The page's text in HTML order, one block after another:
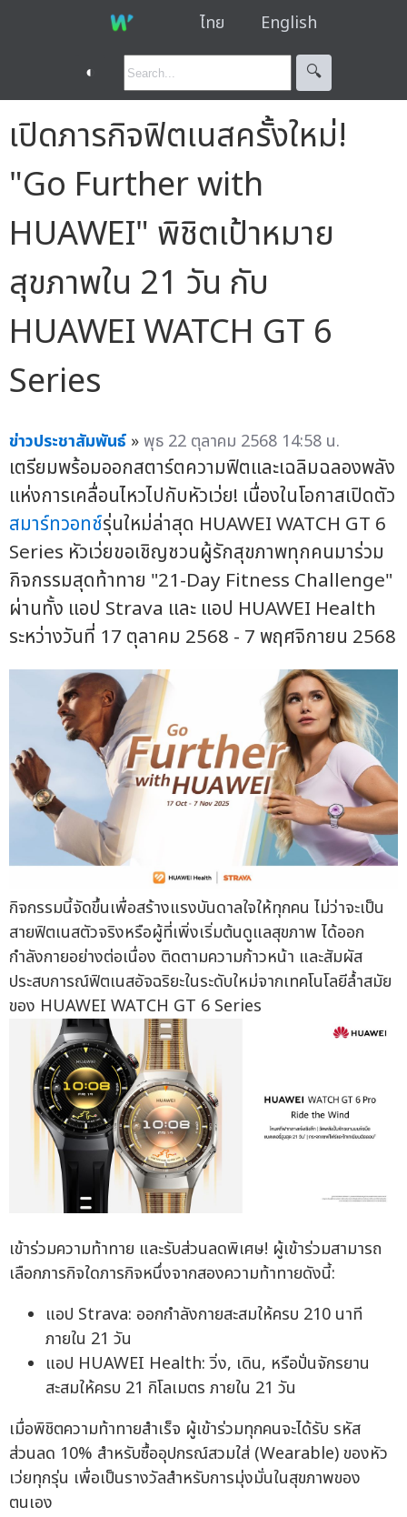
ไทย English
◐ 🔍︎
เปิดภารกิจฟิตเนสครั้งใหม่!
"Go Further with
HUAWEI" พิชิตเป้าหมาย
สุขภาพใน 21 วัน กับ
HUAWEI WATCH GT 6
Series
ข่าวประชาสัมพันธ์ »พุธ 22 ตุลาคม 2568 14:58 น.
เตรียมพร้อมออกสตาร์ตความฟิตและเฉลิมฉลองพลัง
แห่งการเคลื่อนไหวไปกับหัวเว่ย! เนื่องในโอกาสเปิดตัว
สมาร์ทวอทช์รุ่นใหม่ล่าสุด HUAWEI WATCH GT 6
Series หัวเว่ยขอเชิญชวนผู้รักสุขภาพทุกคนมาร่วม
กิจกรรมสุดท้าทาย "21-Day Fitness Challenge"
ผ่านทั้ง แอป Strava และ แอป HUAWEI Health
ระหว่างวันที่ 17 ตุลาคม 2568 - 7 พฤศจิกายน 2568
กิจกรรมนี้จัดขึ้นเพื่อสร้างแรงบันดาลใจให้ทุกคน ไม่ว่าจะเป็น
สายฟิตเนสตัวจริงหรือผู้ที่เพิ่งเริ่มต้นดูแลสุขภาพ ได้ออก
กำลังกายอย่างต่อเนื่อง ติดตามความก้าวหน้า และสัมผัส
ประสบการณ์ฟิตเนสอัจฉริยะในระดับใหม่จากเทคโนโลยีล้ำสมัย
ของ HUAWEI WATCH GT 6 Series
เข้าร่วมความท้าทาย และรับส่วนลดพิเศษ! ผู้เข้าร่วมสามารถ
เลือกภารกิจใดภารกิจหนึ่งจากสองความท้าทายดังนี้:
แอป Strava: ออกกำลังกายสะสมให้ครบ 210 นาที
ภายใน 21 วัน
แอป HUAWEI Health: วิ่ง, เดิน, หรือปั่นจักรยาน
สะสมให้ครบ 21 กิโลเมตร ภายใน 21 วัน
เมื่อพิชิตความท้าทายสำเร็จ ผู้เข้าร่วมทุกคนจะได้รับ รหัส
ส่วนลด 10% สำหรับซื้ออุปกรณ์สวมใส่ (Wearable) ของหัว
เว่ยทุกรุ่น เพื่อเป็นรางวัลสำหรับการมุ่งมั่นในสุขภาพของ
ตนเอง